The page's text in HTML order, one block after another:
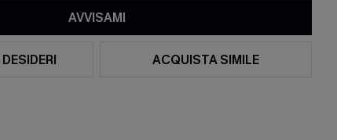
AVVISAMI
ACQUISTA SIMILE